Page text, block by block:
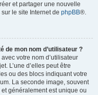
et partager une nouvelle
le site Internet de phpBB®.
de mon nom d’utilisateur ?
votre nom d’utilisateur
L’une d’elles peut être
ou des blocs indiquant votre
La seconde image, souvent
généralement est unique ou